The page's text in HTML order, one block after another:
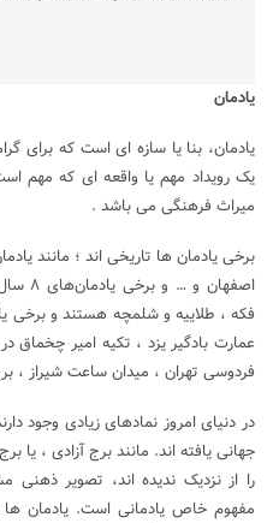
یادمان
یادمان، ‌بنا یا سازه ای است که
یک رویداد مهم یا واقعه ای که مهم
میراث فرهنگی می باشد .
برخی یادمان ها تاریخی اند ؛ مانند
فکه ، طلاییه و شلمچه هستند و برخی
عمارت بادگیر یزد ، تکیه امیر چخماق
فردوسی تهران ، میدان ساعت شیراز ،
در دنیای امروز نمادهای زیادی وجود
جهانی یافته اند. مانند برج آزادی ، یا
را از نزدیک ندیده اند، تصویر
مفهوم خاص یادمانی است. یادمان